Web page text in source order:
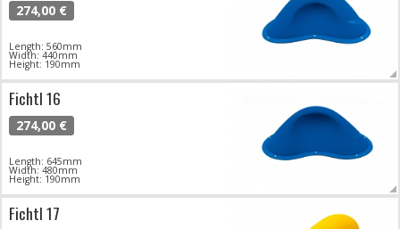
274,00 €
Length: 560mm
Width: 440mm
Height: 190mm
Fichtl 16
274,00 €
Length: 645mm
Width: 480mm
Height: 190mm
Fichtl 17